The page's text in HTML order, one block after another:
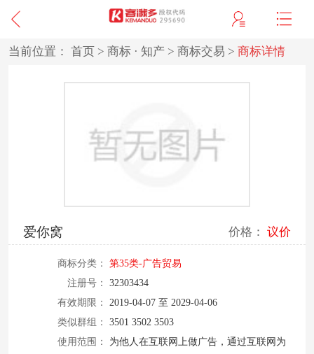
当前位置： 首页 > 商标 · 知产 > 商标交易 > 商标详情
爱你窝 价格： 议价
商标分类：
第35类-广告贸易
注册号：
32303434
有效期限：
2019-04-07 至 2029-04-06
类似群组：
3501 3502 3503
使用范围：
为他人在互联网上做广告，通过互联网为